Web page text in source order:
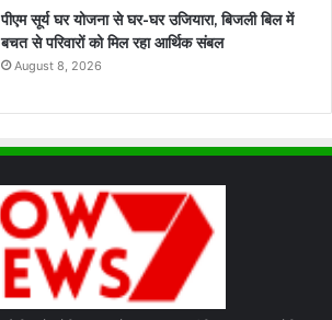
पीएम सूर्य घर योजना से घर-घर उजियारा, बिजली बिल में
बचत से परिवारों को मिल रहा आर्थिक संबल
August 8, 2026